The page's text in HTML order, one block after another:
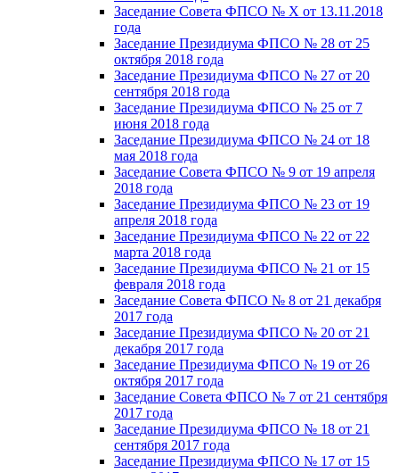
Заседание Совета ФПСО № X от 13.11.2018
года
Заседание Президиума ФПСО № 28 от 25
октября 2018 года
Заседание Президиума ФПСО № 27 от 20
сентября 2018 года
Заседание Президиума ФПСО № 25 от 7
июня 2018 года
Заседание Президиума ФПСО № 24 от 18
мая 2018 года
Заседание Совета ФПСО № 9 от 19 апреля
2018 года
Заседание Президиума ФПСО № 23 от 19
апреля 2018 года
Заседание Президиума ФПСО № 22 от 22
марта 2018 года
Заседание Президиума ФПСО № 21 от 15
февраля 2018 года
Заседание Совета ФПСО № 8 от 21 декабря
2017 года
Заседание Президиума ФПСО № 20 от 21
декабря 2017 года
Заседание Президиума ФПСО № 19 от 26
октября 2017 года
Заседание Совета ФПСО № 7 от 21 сентября
2017 года
Заседание Президиума ФПСО № 18 от 21
сентября 2017 года
Заседание Президиума ФПСО № 17 от 15